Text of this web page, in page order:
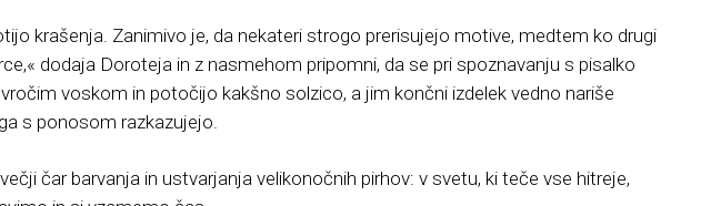
krašenja. Zanimivo je, da nekateri strogo prerisujejo motive, medtem ko drugi
dodaja Doroteja in z nasmehom pripomni, da se pri spoznavanju s pisalko
voskom in potočijo kakšno solzico, a jim končni izdelek vedno nariše
s ponosom razkazujejo.
čar barvanja in ustvarjanja velikonočnih pirhov: v svetu, ki teče vse hitreje,